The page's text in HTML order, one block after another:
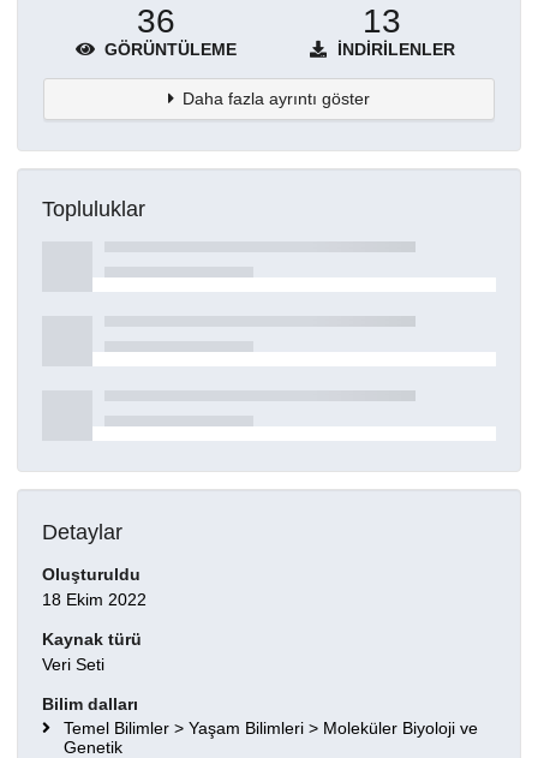
36
GÖRÜNTÜLEME
13
İNDIRILENLER
Daha fazla ayrıntı göster
Topluluklar
Detaylar
Oluşturuldu
18 Ekim 2022
Kaynak türü
Veri Seti
Bilim dalları
Temel Bilimler > Yaşam Bilimleri > Moleküler Biyoloji ve
Genetik